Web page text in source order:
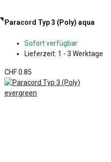
Paracord Typ 3 (Poly) aqua
Sofort verfügbar
Lieferzeit: 1 - 3 Werktage
CHF 0.85